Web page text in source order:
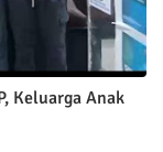
Keluarga Anak